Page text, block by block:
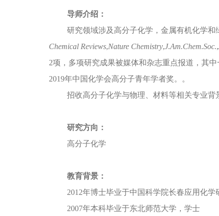
导师介绍：
研究领域涉及高分子化学，金属有机化学
Chemical Reviews,Nature Chemistry,J.Am.Chem.Soc.,
2项，多项研究成果被媒体和杂志重点报道，其
2019年中国化学会高分子青年学者奖。。
招收高分子化学与物理、材料等相关专业背
研究方向：
高分子化学
教育背景：
2012年博士毕业于中国科学院长春应用化学
2007年本科毕业于东北师范大学，学士